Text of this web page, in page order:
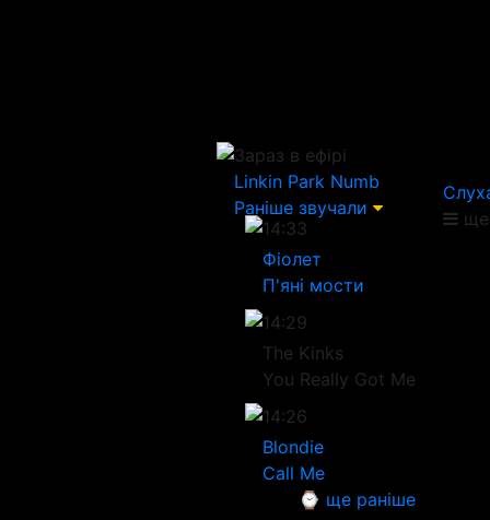
Зараз в ефірі
Linkin Park Numb
Раніше звучали
14:33
Фіолет
П'яні мости
14:29
The Kinks
You Really Got Me
14:26
Blondie
Call Me
⌚ ще раніше
ще